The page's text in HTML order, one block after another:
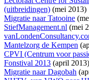
(uitbreidingen) (mei 2013)
Migratie naar Tatooine
StiefManagement.nl (mei
Mantelzorg de Kempen
CPVI (Centrum voor
Fonstival 2013 (april 2013)
Migratie naar Dagobah